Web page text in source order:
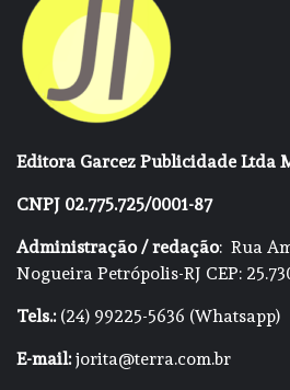
Editora Garcez Publicidade Ltda
CNPJ 02.775.725/0001-87
Administração / redação: Rua
Nogueira Petrópolis-RJ CEP:
Tels.:(24) 99225-5636 (Whatsapp)
E-mail:jorita@terra.com.br